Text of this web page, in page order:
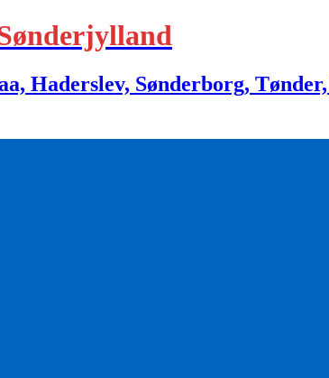
Haderslev, Sønderborg,